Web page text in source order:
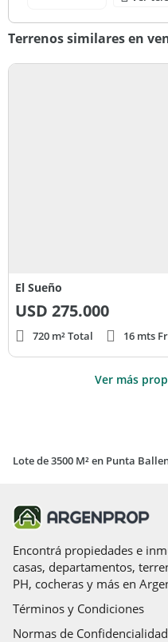
Terrenos similares en
El Sueño
USD 275.000
720 m² Total 16 mts
Ver más
Lote de 3500 M² en Punta
Encontrá propiedades e
casas, departamentos,
PH, cocheras y más en
Términos y Condiciones
Normas de